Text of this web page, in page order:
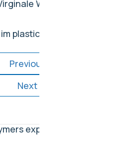
Ware bleibt aber vorerst
plasticker.de erschienen.
Previous
Next